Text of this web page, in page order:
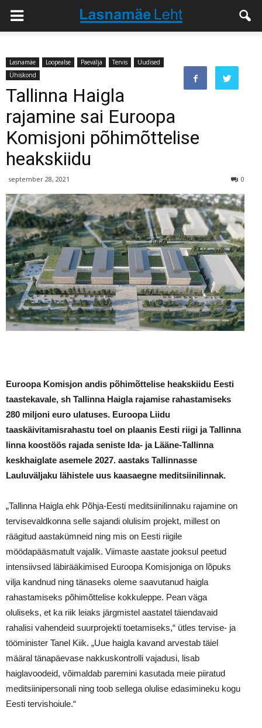
Lasnamäe Loopealse Paevälja Tervis
Uudised
Ühiskond
Tallinna Haigla
rajamine sai Euroopa
Komisjoni põhimõttelise
heakskiidu
september 28, 2021 0
Euroopa Komisjon andis põhimõttelise heakskiidu Eesti
taastekavale, sh Tallinna Haigla rajamise rahastamiseks
280 miljoni euro ulatuses. Euroopa Liidu
taaskäivitamisrahastu toel on plaanis Eesti riigi ja Tallinna
linna koostöös rajada seniste Ida- ja Lääne-Tallinna
keskhaiglate asemele 2027. aastaks Tallinnasse
Lauluväljaku lähistele uus kaasaegne meditsiinilinnak.
„Tallinna Haigla ehk Põhja-Eesti meditsiinilinnaku rajamine on
tervisevaldkonna selle sajandi olulisim projekt, millest on
räägitud aastakümneid ning mis on Eesti riigile
möödapääsmatult vajalik. Viimaste aastate jooksul peetud
intensiivsed läbirääkimised Euroopa Komisjoniga on lõpuks
vilja kandnud ning tänaseks oleme saavutanud haigla
rahastamiseks põhimõttelise kokkuleppe. Pean väga
oluliseks, et ka riik leiaks järgmistel aastatel täiendavaid
rahalisi vahendeid suurprojekti toetamiseks,“ ütles tervise- ja
tööminister Tanel Kiik. „Uue haigla kavand arvestab täiel
määral tänapäevase nakkuskontrolli vajadusi, lisab
haiglavoodeid, võimaldab paremini kasutada meie piiratud
meditsiinipersonali ning toob sellega olulise edasimineku kogu
Eesti tervishoiule.“